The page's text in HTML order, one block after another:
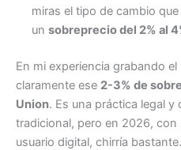
miras el tipo de cambio
un sobreprecio del 2% al
En mi experiencia grabando
claramente ese 2-3% de
Union. Es una práctica legal y
tradicional, pero en 2026, con
usuario digital, chirría bastante.